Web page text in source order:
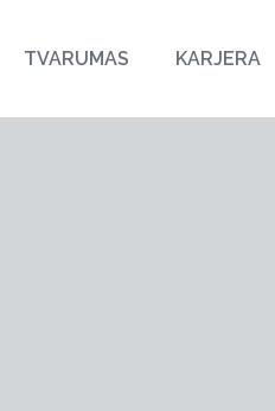
TVARUMAS KARJERA